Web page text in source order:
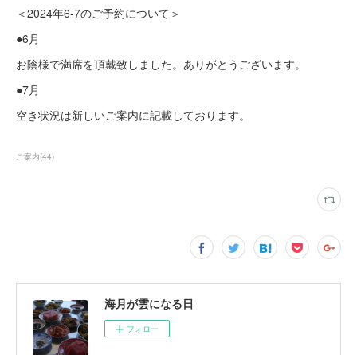
＜2024年6-7のご予約について＞
●6月
お陰様で満席を頂戴致しました。ありがとうございます。
●7月
空き状況は新しいご案内に記載しております。
ご案内(44)
海月が雲になる日
フォロー